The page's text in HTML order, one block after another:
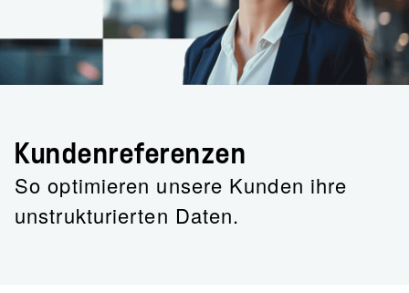
Kundenreferenzen
So optimieren unsere Kunden ihre
unstrukturierten Daten.